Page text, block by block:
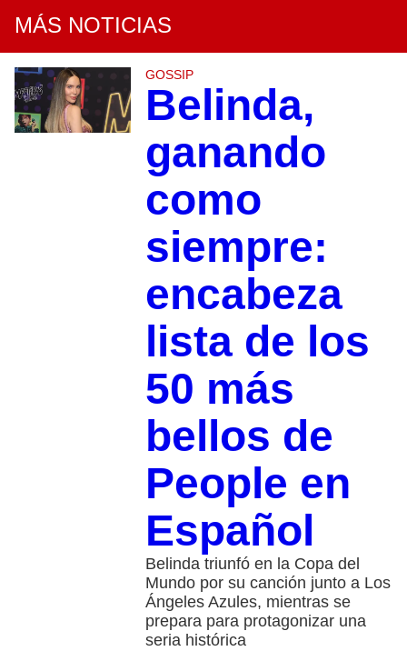
MÁS NOTICIAS
GOSSIP
Belinda,
ganando
como
siempre:
encabeza
lista de los
50 más
bellos de
People en
Español
Belinda triunfó en la Copa del
Mundo por su canción junto a Los
Ángeles Azules, mientras se
prepara para protagonizar una
seria histórica